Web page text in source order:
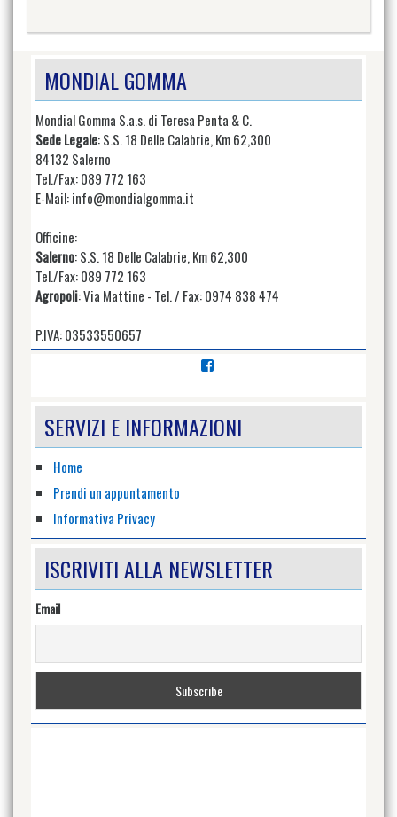
MONDIAL GOMMA
Mondial Gomma S.a.s. di Teresa Penta & C.
Sede Legale: S.S. 18 Delle Calabrie, Km 62,300
84132 Salerno
Tel./Fax: 089 772 163
E-Mail: info@mondialgomma.it
Officine:
Salerno: S.S. 18 Delle Calabrie, Km 62,300
Tel./Fax: 089 772 163
Agropoli: Via Mattine - Tel. / Fax: 0974 838 474
P.IVA: 03533550657
di
mondial.gomma/?
ref=hl
su
SERVIZI E INFORMAZIONI
Home
Prendi un appuntamento
Informativa Privacy
ISCRIVITI ALLA NEWSLETTER
Email